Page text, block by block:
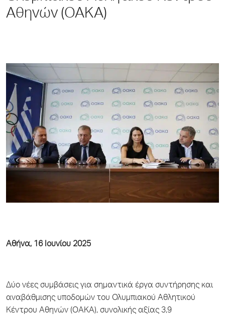
Αθηνών (ΟΑΚΑ)
Αθήνα, 16 Ιουνίου 2025
Δύο νέες συμβάσεις για σημαντικά έργα συντήρησης και
αναβάθμισης υποδομών του Ολυμπιακού Αθλητικού
Κέντρου Αθηνών (ΟΑΚΑ), συνολικής αξίας 3,9